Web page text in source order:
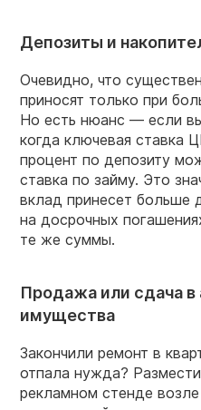
Депозиты и
Очевидно, что
приносят только при
Но есть нюанс — если
когда ключевая ставка
процент по депозиту
ставка по займу. Это
вклад принесет больше
на досрочных
те же суммы.
Продажа или сдача в
имущества
Закончили ремонт в
отпала нужда?
рекламном стенде